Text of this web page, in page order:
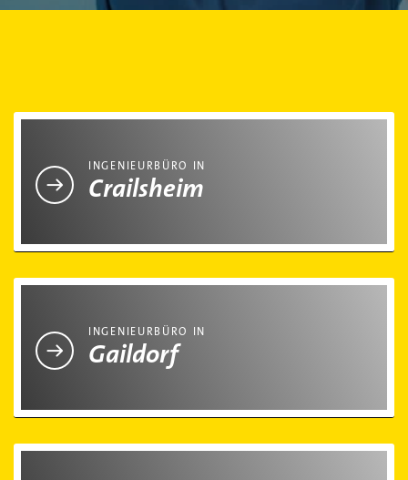
INGENIEURBÜRO IN
Crailsheim
INGENIEURBÜRO IN
Gaildorf